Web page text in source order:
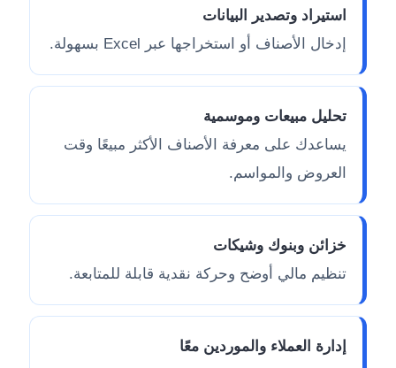
استيراد وتصدير البيانات
إدخال الأصناف أو استخراجها عبر Excel بسهولة.
تحليل مبيعات وموسمية
يساعدك على معرفة الأصناف الأكثر مبيعًا وقت
العروض والمواسم.
خزائن وبنوك وشيكات
تنظيم مالي أوضح وحركة نقدية قابلة للمتابعة.
إدارة العملاء والموردين معًا